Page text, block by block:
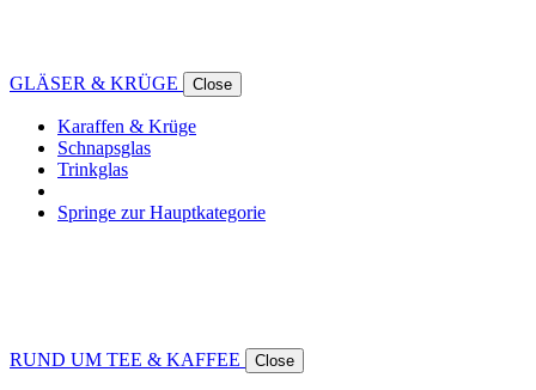
GLÄSER & KRÜGE Close
Karaffen & Krüge
Schnapsglas
Trinkglas
Springe zur Hauptkategorie
RUND UM TEE & KAFFEE Close